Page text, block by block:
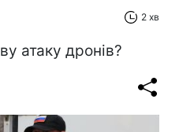
2 хв
атаку дронів?